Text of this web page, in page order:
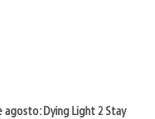
agosto: Dying Light 2 Stay